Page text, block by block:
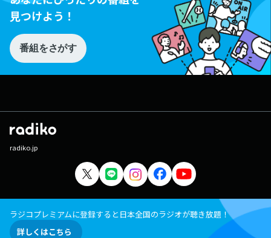
見つけよう！
番組をさがす
radiko.jp
ラジコプレミアムに登録すると日本全国のラジオが聴き放題！
詳しくはこちら